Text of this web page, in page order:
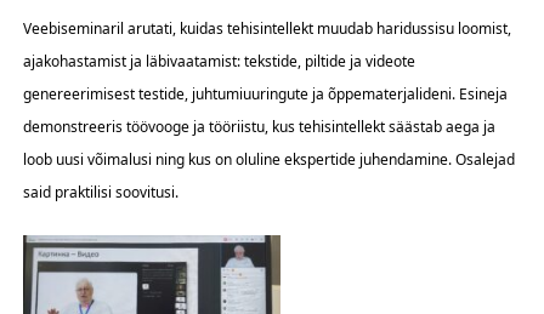
Veebiseminaril arutati, kuidas tehisintellekt muudab haridussisu loomist,
ajakohastamist ja läbivaatamist: tekstide, piltide ja videote
genereerimisest testide, juhtumiuuringute ja õppematerjalideni. Esineja
demonstreeris töövooge ja tööriistu, kus tehisintellekt säästab aega ja
loob uusi võimalusi ning kus on oluline ekspertide juhendamine. Osalejad
said praktilisi soovitusi.